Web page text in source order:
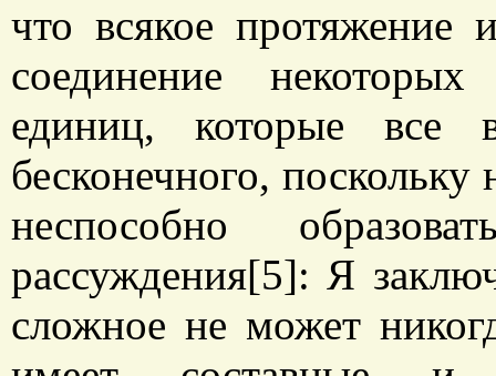
что всякое протяжение
соединение
единиц, которые все
бесконечного,
неспособно
рассуждения[5]: Я
сложное не может